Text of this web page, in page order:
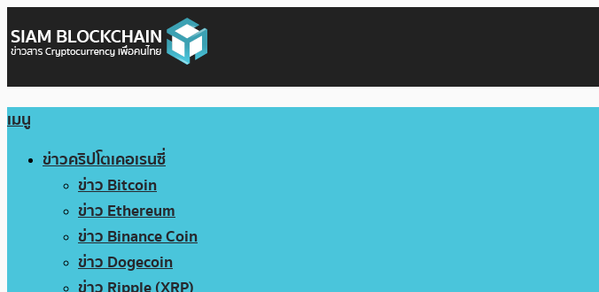
เมนู
ข่าวคริปโตเคอเรนซี่
ข่าว Bitcoin
ข่าว Ethereum
ข่าว Binance Coin
ข่าว Dogecoin